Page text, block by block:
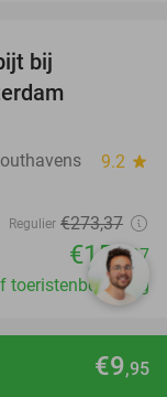
€9,95
bij
9.2 star
Regulier €273,37
€156,37
toeristenbelasting
50%